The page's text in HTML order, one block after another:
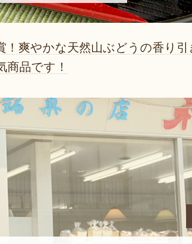
！爽やかな天然山ぶどうの香り引
商品です！